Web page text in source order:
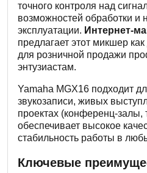
точного контроля над
возможностей обработки и
эксплуатации. Интернет-
предлагает этот микшер
для розничной продажи
энтузиастам.
Yamaha MGX16 подходит
звукозаписи, живых
проектах (конференц-залы,
обеспечивает высокое
стабильность работы в
Ключевые